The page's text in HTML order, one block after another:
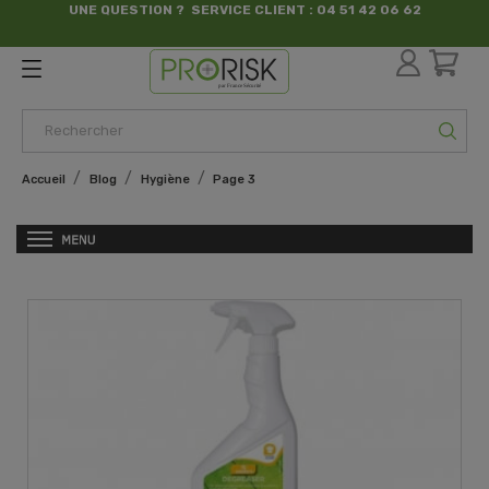
UNE QUESTION ? SERVICE CLIENT : 04 51 42 06 62
par France Sécurité
Accueil Blog Hygiène Page 3